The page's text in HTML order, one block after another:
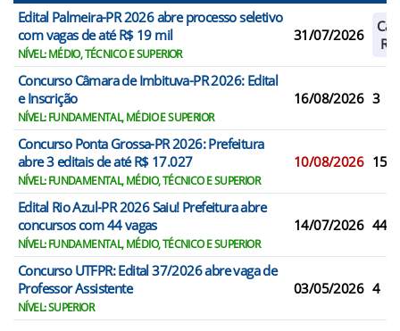
Edital Palmeira-PR 2026 abre processo seletivo
com vagas de até R$ 19 mil
NÍVEL: MÉDIO, TÉCNICO E SUPERIOR
31/07/2026
Concurso Câmara de Imbituva-PR 2026: Edital
e Inscrição
NÍVEL: FUNDAMENTAL, MÉDIO E SUPERIOR
16/08/2026 3
Concurso Ponta Grossa-PR 2026: Prefeitura
abre 3 editais de até R$ 17.027
NÍVEL: FUNDAMENTAL, MÉDIO, TÉCNICO E SUPERIOR
10/08/2026 158
Edital Rio Azul-PR 2026 Saiu! Prefeitura abre
concursos com 44 vagas
NÍVEL: FUNDAMENTAL, MÉDIO, TÉCNICO E SUPERIOR
14/07/2026 44
Concurso UTFPR: Edital 37/2026 abre vaga de
Professor Assistente
NÍVEL: SUPERIOR
03/05/2026 4